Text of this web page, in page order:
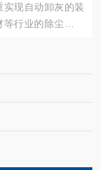
现自动卸灰的装
行业的除尘设备